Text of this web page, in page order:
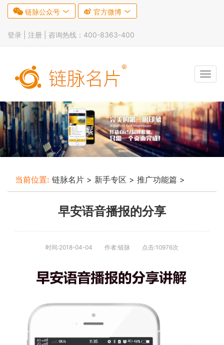
 链脉公众号   官方微博 
登录 | 注册 | 咨询热线：400-8363-400
当前位置: 链脉名片 > 新手专区 > 推广功能篇 >
早安语音播报的分享
时间:2018-04-04 作者:链脉 点击:10976次